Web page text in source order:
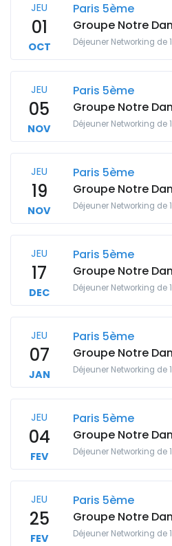
JEU
01
OCT
Paris 5ème
Groupe Notre
Déjeuner Networking de
JEU
05
NOV
Paris 5ème
Groupe Notre
Déjeuner Networking de
JEU
19
NOV
Paris 5ème
Groupe Notre
Déjeuner Networking de
JEU
17
DEC
Paris 5ème
Groupe Notre
Déjeuner Networking de
JEU
07
JAN
Paris 5ème
Groupe Notre
Déjeuner Networking de
JEU
04
FEV
Paris 5ème
Groupe Notre
Déjeuner Networking de
JEU
25
FEV
Paris 5ème
Groupe Notre
Déjeuner Networking de